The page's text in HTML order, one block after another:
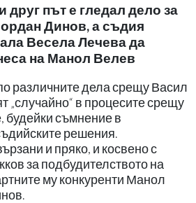
път е гледал дело за
Динов, а съдия
Весела Лечева да
на Манол Велев
различните дела срещу Васил
„случайно“ в процесите срещу
будейки съмнение в
решения.
и пряко, и косвено с
за подбудителството на
му конкуренти Манол